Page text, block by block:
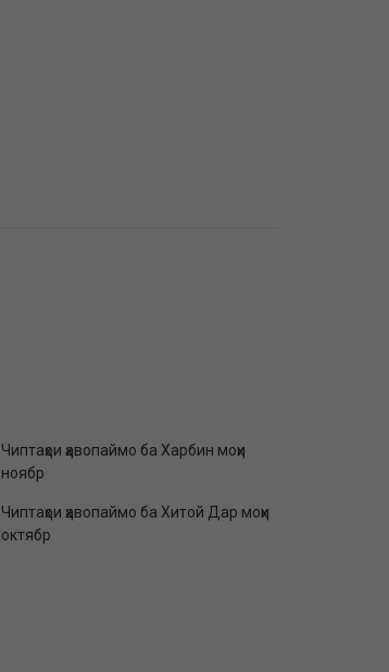
Чиптаҳои ҳавопаймо ба Харбин моҳи
ноябр
Чиптаҳои ҳавопаймо ба Хитой Дар моҳи
октябр